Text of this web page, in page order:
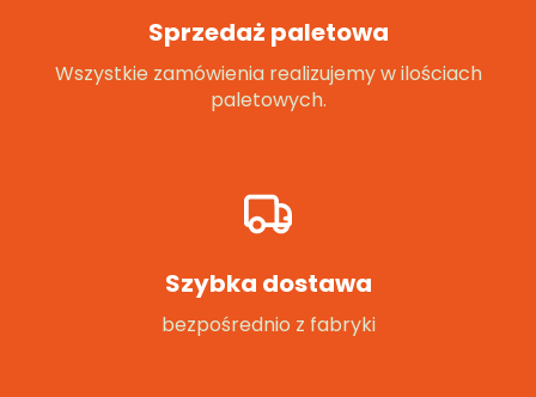
Sprzedaż paletowa
Wszystkie zamówienia realizujemy w ilościach
paletowych.
Szybka dostawa
bezpośrednio z fabryki